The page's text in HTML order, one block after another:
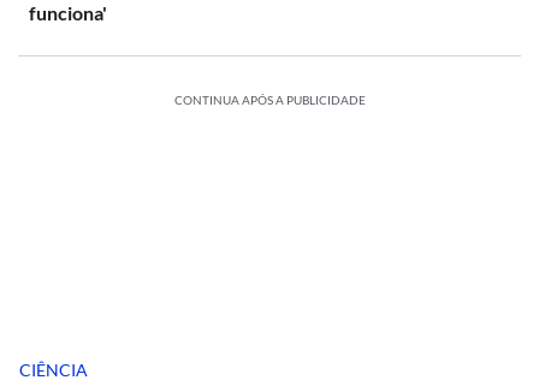
funciona'
CONTINUA APÓS A PUBLICIDADE
CIÊNCIA